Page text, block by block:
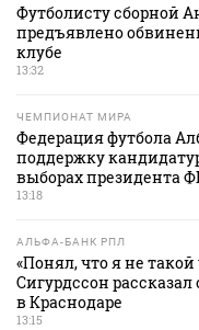
Футболисту сборной
предъявлено
клубе
13:32
ЧЕМПИОНАТ МИРА
Федерация футбола
поддержку
выборах президента
13:18
АЛЬФА-БАНК РПЛ
«Понял, что я не
Сигурдссон
в Краснодаре
13:15